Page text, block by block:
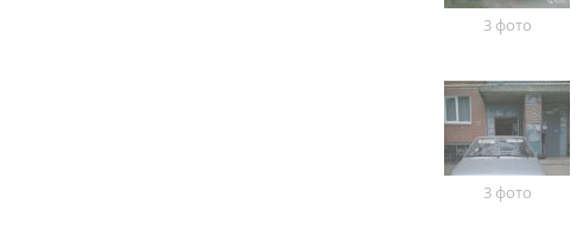
3 фото
3 фото